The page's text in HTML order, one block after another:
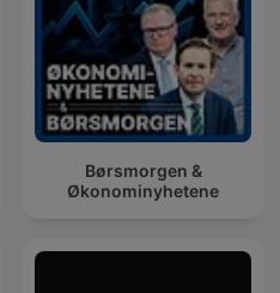
Børsmorgen &
Økonominyhetene